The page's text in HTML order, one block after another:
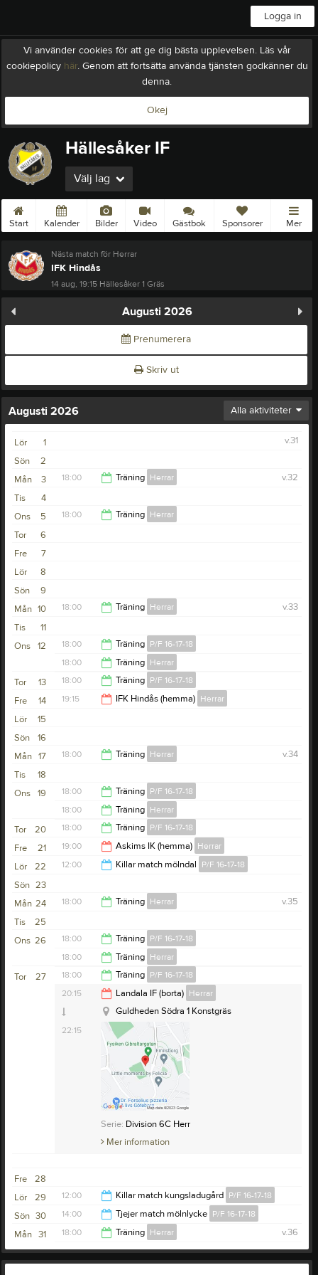
Logga in
Vi använder cookies för att ge dig bästa upplevelsen. Läs vår
cookiepolicy här. Genom att fortsätta använda tjänsten godkänner du
denna.
Okej
Hällesåker IF
Välj lag
Start Kalender Bilder Video Gästbok Sponsorer Mer
Nästa match för Herrar
IFK Hindås
14 aug, 19:15 Hällesåker 1 Gräs
Augusti 2026
Prenumerera
Skriv ut
Augusti 2026 Alla aktiviteter
1
Lör
v.31
2
Sön
3
Mån v.32
18:00 Träning Herrar
19:30
4
Tis
5
Ons 18:00 Träning Herrar
6
Tor
7
Fre
8
Lör
9
Sön
10
Mån v.33
18:00 Träning Herrar
19:30
11
Tis
12
Ons 18:00 Träning P/F 16-17-18
19:00
18:00 Träning Herrar
19:30
13
Tor 18:00 Träning P/F 16-17-18
14
Fre 19:15 IFK Hindås (hemma) Herrar
15
Lör
16
Sön
17
Mån v.34
18:00 Träning Herrar
19:30
18
Tis
19
Ons 18:00 Träning P/F 16-17-18
19:00
18:00 Träning Herrar
19:30
20
Tor 18:00 Träning P/F 16-17-18
19:00
21
Fre 19:00 Askims IK (hemma) Herrar
22
Lör 12:00 Killar match mölndal P/F 16-17-18
13:00
23
Sön
24
Mån v.35
18:00 Träning Herrar
19:30
25
Tis
26
Ons 18:00 Träning P/F 16-17-18
19:00
18:00 Träning Herrar
19:30
27
Tor 18:00 Träning P/F 16-17-18
19:00
Hällesåker IF
20:15 Landala IF (borta) Herrar
22:15
Guldheden Södra 1 Konstgräs
Serie: Division 6C Herr
Mer information
28
Fre
29
Lör 12:00 Killar match kungsladugård P/F 16-17-18
13:00
30
Sön 14:00 Tjejer match mölnlycke P/F 16-17-18
15:00
31
Mån v.36
18:00 Träning Herrar
19:30